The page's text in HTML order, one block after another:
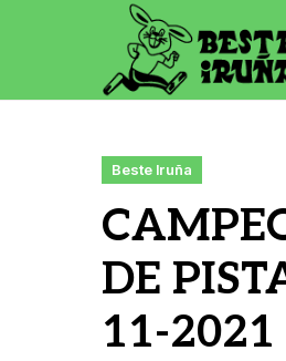
Beste Iruña
DE
11-2021